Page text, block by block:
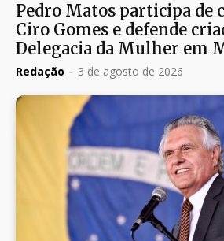
Pedro Matos participa de
Ciro Gomes e defende
Delegacia da Mulher em
Redação - 3 de agosto de 2026